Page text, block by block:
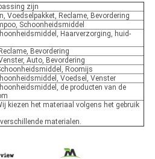
zijn
Voedselpakket, Reclame, Bevordering
Schoonheidsmiddel
Haarverzorging, huid-
Bevordering
Auto, Bevordering
Roomijs
Voedsel, Venster
de producten van de
kiezen het materiaal volgens het gebruik
materialen.